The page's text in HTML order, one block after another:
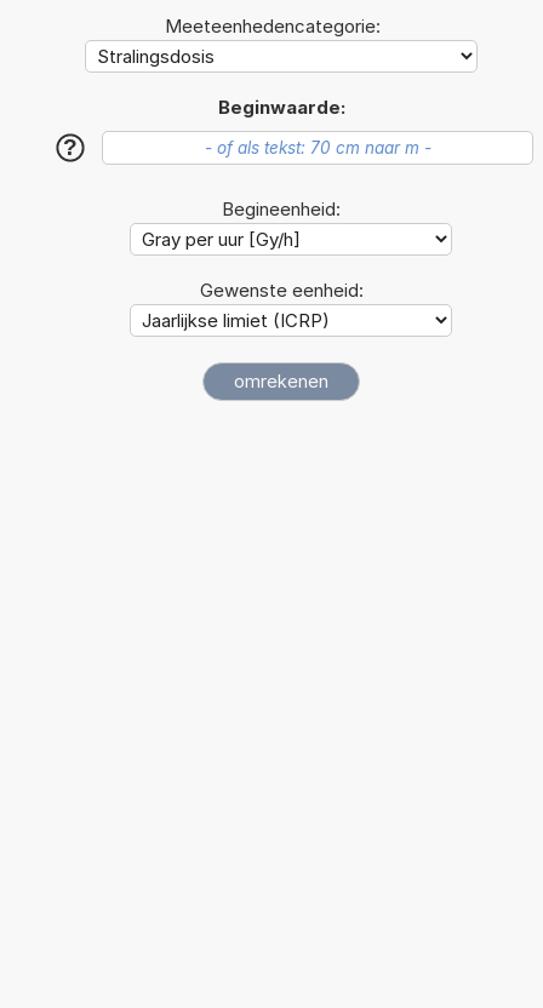
Meeteenhedencategorie:
Beginwaarde:
?
Begineenheid:
Gewenste eenheid: